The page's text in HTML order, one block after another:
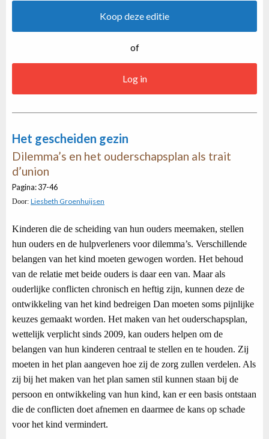
Koop deze editie
of
Log in
Het gescheiden gezin
Dilemma’s en het ouderschapsplan als trait
d’union
Pagina: 37-46
Door: Liesbeth Groenhuijsen
Kinderen die de scheiding van hun ouders meemaken, stellen
hun ouders en de hulpverleners voor dilemma’s. Verschillende
belangen van het kind moeten gewogen worden. Het behoud
van de relatie met beide ouders is daar een van. Maar als
ouderlijke conflicten chronisch en heftig zijn, kunnen deze de
ontwikkeling van het kind bedreigen Dan moeten soms pijnlijke
keuzes gemaakt worden. Het maken van het ouderschapsplan,
wettelijk verplicht sinds 2009, kan ouders helpen om de
belangen van hun kinderen centraal te stellen en te houden. Zij
moeten in het plan aangeven hoe zij de zorg zullen verdelen. Als
zij bij het maken van het plan samen stil kunnen staan bij de
persoon en ontwikkeling van hun kind, kan er een basis ontstaan
die de conflicten doet afnemen en daarmee de kans op schade
voor het kind vermindert.